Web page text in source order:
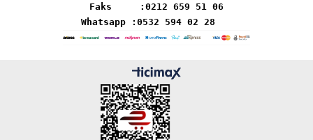
Whatsapp :0532 594 02 28